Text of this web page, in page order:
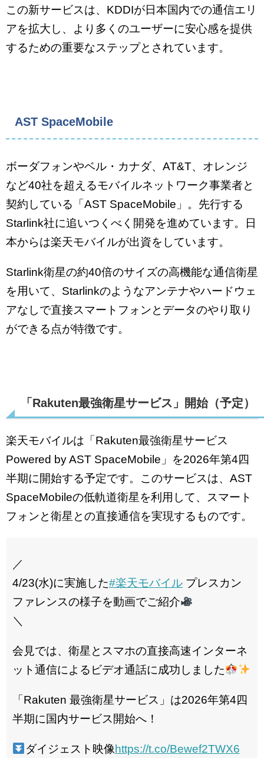
この新サービスは、KDDIが日本国内での通信エリ
アを拡大し、より多くのユーザーに安心感を提供
するための重要なステップとされています。
AST SpaceMobile
ボーダフォンやベル・カナダ、AT&T、オレンジ
など40社を超えるモバイルネットワーク事業者と
契約している「AST SpaceMobile」。先行する
Starlink社に追いつくべく開発を進めています。日
本からは楽天モバイルが出資をしています。
Starlink衛星の約40倍のサイズの高機能な通信衛星
を用いて、Starlinkのようなアンテナやハードウェ
アなしで直接スマートフォンとデータのやり取り
ができる点が特徴です。
「Rakuten最強衛星サービス」開始（予定）
楽天モバイルは「Rakuten最強衛星サービス
Powered by AST SpaceMobile」を2026年第4四
半期に開始する予定です。このサービスは、AST
SpaceMobileの低軌道衛星を利用して、スマート
フォンと衛星との直接通信を実現するものです。
／
4/23(水)に実施した#楽天モバイル プレスカン
ファレンスの様子を動画でご紹介
＼
会見では、衛星とスマホの直接高速インターネ
ット通信によるビデオ通話に成功しました
「Rakuten 最強衛星サービス」は2026年第4四
半期に国内サービス開始へ！
ダイジェスト映像 https://t.co/Bewef2TWX6